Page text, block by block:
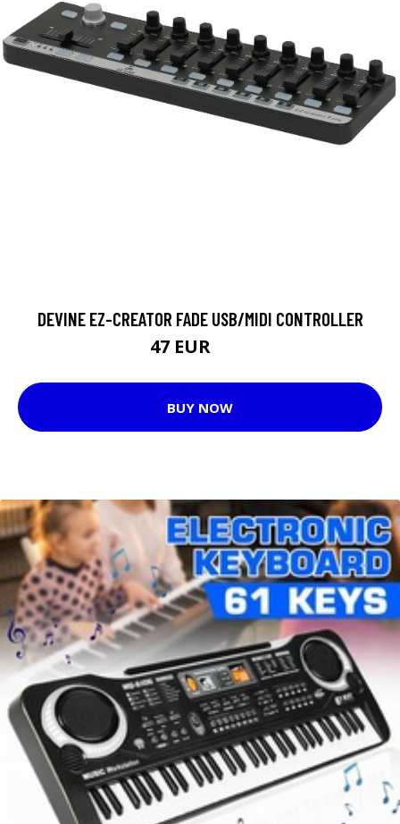
DEVINE EZ-CREATOR FADE USB/MIDI CONTROLLER
47 EUR
BUY NOW